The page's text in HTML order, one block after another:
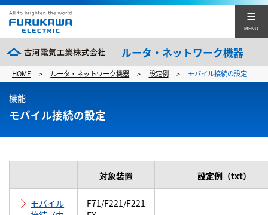
MENU
ルータ・ネットワーク機器
製品・サービスラインナップ
技術情報
マニュアル&カタログ
HOME > ルータ・ネットワーク機器 > 設定例 > モバイル接続の設定
機能
モバイル接続の設定
対象装置 設定例（txt）
モバイル
F71/F221/F221